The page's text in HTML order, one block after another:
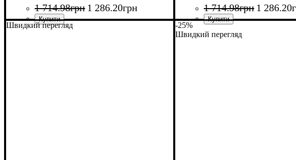
1 714.98грн 1 286.20грн
Обладнання: автомат
Номінальний струм, А
Кількість полюсів
Вимикаюча здатність, kA
Розчіплювач: тепловий і електромагнітний
Серія: ВА88
1 714.98грн 1 286.20
Обладнання
Номінальний струм, А
Кількість полюсів
Вимикаюча здатність, kA
Розчіплювач
(ТМ)
Серія
Швидкий перегляд
-25%
Швидкий перегляд